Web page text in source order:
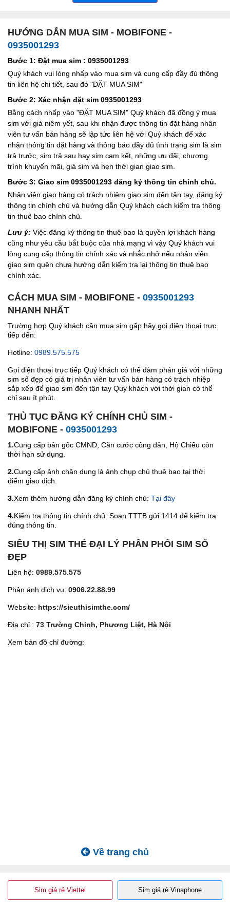
HƯỚNG DẪN MUA SIM - MOBIFONE -
0935001293
Bước 1: Đặt mua sim : 0935001293
Quý khách vui lòng nhấp vào mua sim và cung cấp đầy đủ thông
tin liên hệ chi tiết, sau đó "ĐẶT MUA SIM"
Bước 2: Xác nhận đặt sim 0935001293
Bằng cách nhấp vào "ĐẶT MUA SIM" Quý khách đã đồng ý mua
sim với giá niêm yết, sau khi nhận được thông tin đặt hàng nhân
viên tư vấn bán hàng sẽ lập tức liên hệ với Quý khách để xác
nhận thông tin đặt hàng và thông báo đầy đủ tình trạng sim là sim
trả trước, sim trả sau hay sim cam kết, những ưu đãi, chương
trình khuyến mãi, giá sim và hẹn thời gian giao sim.
Bước 3: Giao sim 0935001293 đăng ký thông tin chính chủ.
Nhân viên giao hàng có trách nhiệm giao sim đến tận tay, đăng ký
thông tin chính chủ và hướng dẫn Quý khách cách kiểm tra thông
tin thuê bao chính chủ.
Lưu ý: Việc đăng ký thông tin thuê bao là quyền lợi khách hàng
cũng như yêu cầu bắt buộc của nhà mạng vì vậy Quý khách vui
lòng cung cấp thông tin chính xác và nhắc nhở nếu nhân viên
giao sim quên chưa hướng dẫn kiểm tra lại thông tin thuê bao
chính xác.
CÁCH MUA SIM - MOBIFONE - 0935001293
NHANH NHẤT
Trường hợp Quý khách cần mua sim gấp hãy gọi điện thoại trực
tiếp đến:
Hotline: 0989.575.575
Gọi điện thoại trực tiếp Quý khách có thể đàm phán giá với những
sim số đẹp có giá trị nhân viên tư vấn bán hàng có trách nhiệp
sắp xếp để giao sim đến tận tay Quý khách với thời gian có thể
chỉ sau ít phút.
THỦ TỤC ĐĂNG KÝ CHÍNH CHỦ SIM -
MOBIFONE - 0935001293
1.Cung cấp bản gốc CMND, Căn cước công dân, Hộ Chiếu còn
thời hạn sử dụng.
2.Cung cấp ảnh chân dung là ảnh chụp chủ thuê bao tại thời
điểm giao dịch.
3.Xem thêm hướng dẫn đăng ký chính chủ: Tại đây
4.Kiểm tra thông tin chính chủ: Soạn TTTB gửi 1414 để kiểm tra
đúng thông tin.
SIÊU THỊ SIM THẺ ĐẠI LÝ PHÂN PHỐI SIM SỐ
ĐẸP
Liên hệ: 0989.575.575
Phản ánh dịch vụ: 0906.22.88.99
Website: https://sieuthisimthe.com/
Địa chỉ : 73 Trường Chinh, Phương Liệt, Hà Nội
Xem bản đồ chỉ đường:
Về trang chủ
Sim giá rẻ Viettel Sim giá rẻ Vinaphone